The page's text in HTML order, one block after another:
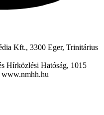
Kft., 3300 Eger, Trinitárius
Hírközlési Hatóság, 1015
www.nmhh.hu